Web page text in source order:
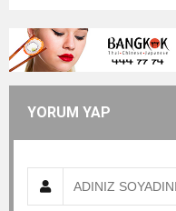
YORUM YAP